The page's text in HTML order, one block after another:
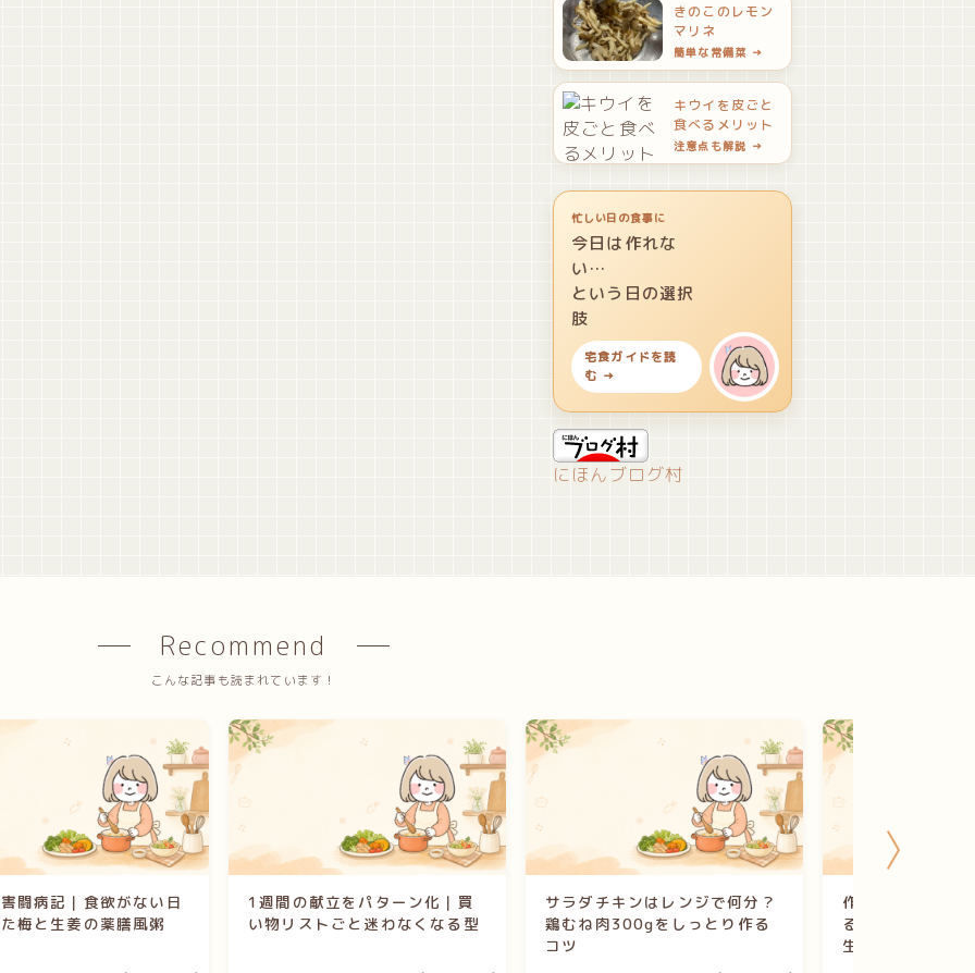
きのこのレモン
マリネ
簡単な常備菜 →
キウイを皮ごと
食べるメリット
注意点も解説 →
忙しい日の食事に
今日は作れな
い…
という日の選択
肢
宅食ガイドを読
む →
にほんブログ村
Recommend
こんな記事も読まれています！
闘病記｜食欲がない日
梅と生姜の薬膳風粥
1週間の献立をパターン化｜買
い物リストごと迷わなくなる型
サラダチキンはレンジで何分？
鶏むね肉300gをしっとり作る
コツ
作り置きはいつ
る？管理栄養士
生の基本